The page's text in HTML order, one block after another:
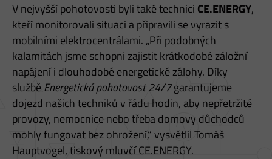
V nejvyšší pohotovosti byli také technici CE.ENERGY,
kteří monitorovali situaci a připravili se vyrazit s
mobilními elektrocentrálami. „Při podobných
kalamitách jsme schopni zajistit krátkodobé záložní
napájení i dlouhodobé energetické zálohy. Díky
služběEnergetická pohotovost 24/7garantujeme
dojezd našich techniků v řádu hodin, aby nepřetržité
provozy, nemocnice nebo třeba domovy důchodců
mohly fungovat bez ohrožení,“ vysvětlil Tomáš
Hauptvogel, tiskový mluvčí CE.ENERGY.